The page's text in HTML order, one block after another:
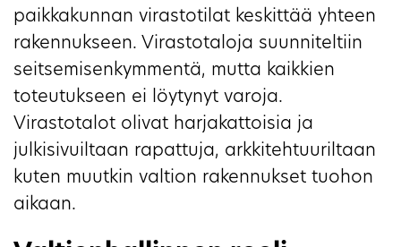
paikkakunnan virastotilat keskittää yhteen
rakennukseen. Virastotaloja suunniteltiin
seitsemisenkymmentä, mutta kaikkien
toteutukseen ei löytynyt varoja.
Virastotalot olivat harjakattoisia ja
julkisivuiltaan rapattuja, arkkitehtuuriltaan
kuten muutkin valtion rakennukset tuohon
aikaan.